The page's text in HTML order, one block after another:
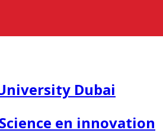
Dubai
en innovation